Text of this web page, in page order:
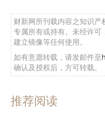
财新网所刊载内容之知识产
专属所有或持有。未经许可
建立镜像等任何使用。
如有意愿转载，请发邮件至
确认及授权后，方可转载。
推荐阅读